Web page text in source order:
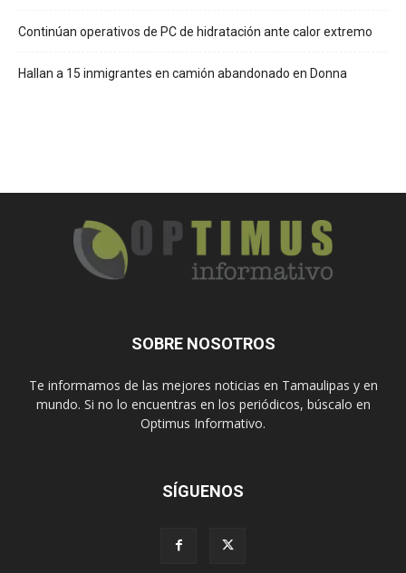
Continúan operativos de PC de hidratación ante calor extremo
Hallan a 15 inmigrantes en camión abandonado en Donna
SOBRE NOSOTROS
Te informamos de las mejores noticias en Tamaulipas y en
mundo. Si no lo encuentras en los periódicos, búscalo en
Optimus Informativo.
SÍGUENOS